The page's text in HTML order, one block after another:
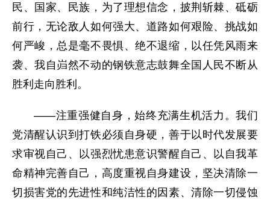
民、国家、民族，为了理想信念，披荆斩棘、砥砺
前行，无论敌人如何强大、道路如何艰险、挑战如
何严峻，总是毫不畏惧、绝不退缩，以任凭风雨来
袭、我自岿然不动的钢铁意志鼓舞全国人民不断从
胜利走向胜利。
——注重强健自身，始终充满生机活力。我们
党清醒认识到打铁必须自身硬，善于以时代发展要
求审视自己、以强烈忧患意识警醒自己、以自我革
命精神完善自己，高度重视自身建设，坚决清除一
切损害党的先进性和纯洁性的因素、清除一切侵蚀